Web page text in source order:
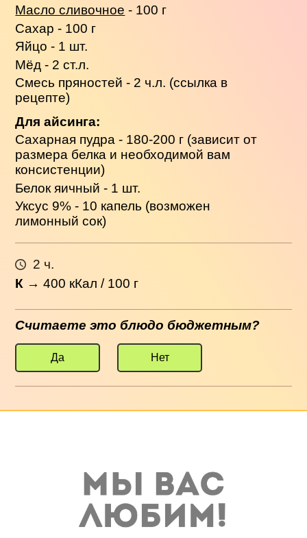
Масло сливочное - 100 г
Сахар - 100 г
Яйцо - 1 шт.
Мёд - 2 ст.л.
Смесь пряностей - 2 ч.л. (ссылка в
рецепте)
Для айсинга:
Сахарная пудра - 180-200 г (зависит от
размера белка и необходимой вам
консистенции)
Белок яичный - 1 шт.
Уксус 9% - 10 капель (возможен
лимонный сок)
2 ч.
К →400 кКал / 100 г
Считаете это блюдо бюджетным?
Да Нет